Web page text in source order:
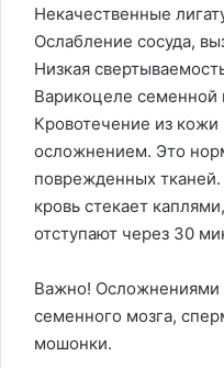
Некачественные
Ослабление сосуда,
Низкая
Варикоцеле семенной
Кровотечение из
осложнением. Это
поврежденных
кровь стекает
отступают через 30
Важно! Осложнениями
семенного мозга,
мошонки.